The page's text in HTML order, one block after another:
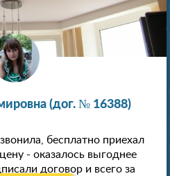
(дог. № 16388)
бесплатно приехал
- оказалось выгоднее
договор и всего за